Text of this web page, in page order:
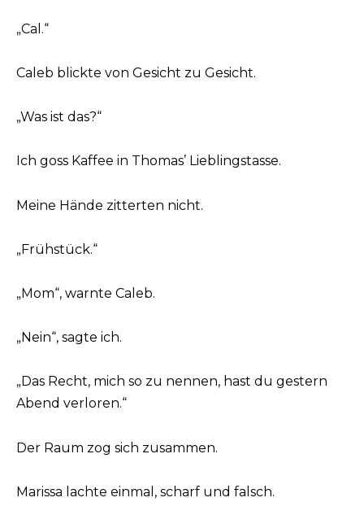
„Cal.“
Caleb blickte von Gesicht zu Gesicht.
„Was ist das?“
Ich goss Kaffee in Thomas’ Lieblingstasse.
Meine Hände zitterten nicht.
„Frühstück.“
„Mom“, warnte Caleb.
„Nein“, sagte ich.
„Das Recht, mich so zu nennen, hast du gestern
Abend verloren.“
Der Raum zog sich zusammen.
Marissa lachte einmal, scharf und falsch.